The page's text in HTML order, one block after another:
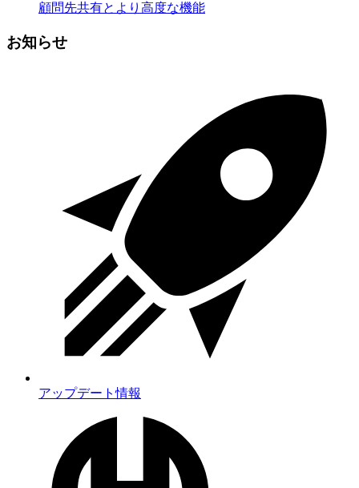
顧問先共有とより高度な機能
お知らせ
アップデート情報